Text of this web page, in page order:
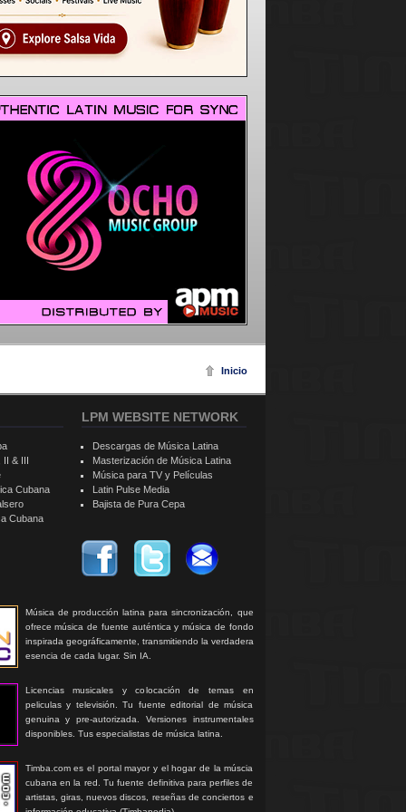
Inicio
Música de producción latina para sincronización, que
ofrece música de fuente auténtica y música de fondo
inspirada geográficamente, transmitiendo la verdadera
esencia de cada lugar. Sin IA.
Licencias musicales y colocación de temas en
peliculas y televisión. Tu fuente editorial de música
genuina y pre-autorizada. Versiones instrumentales
disponibles. Tus especialistas de música latina.
Timba.com es el portal mayor y el hogar de la múscia
cubana en la red. Tu fuente definitiva para perfiles de
artistas, giras, nuevos discos, reseñas de conciertos e
II & III
Cubana
Cubana
LPM WEBSITE NETWORK
Descargas de Música Latina
Masterización de Música Latina
Música para TV y Películas
Latin Pulse Media
Bajista de Pura Cepa